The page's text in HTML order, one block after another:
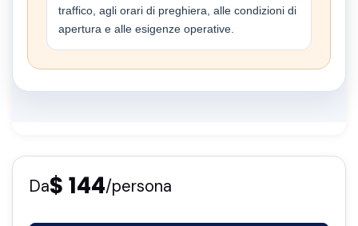
traffico, agli orari di preghiera, alle condizioni di
apertura e alle esigenze operative.
Da$ 144/persona